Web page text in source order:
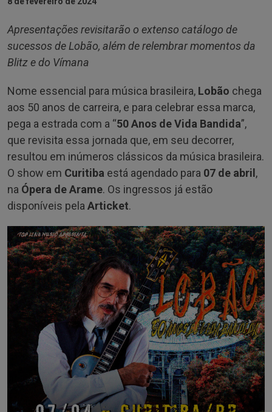
Apresentações revisitarão o extenso catálogo de
sucessos de Lobão, além de relembrar momentos da
Blitz e do Vímana
Nome essencial para música brasileira, Lobão chega
aos 50 anos de carreira, e para celebrar essa marca,
pega a estrada com a “50 Anos de Vida Bandida”,
que revisita essa jornada que, em seu decorrer,
resultou em inúmeros clássicos da música brasileira.
O show em Curitiba está agendado para 07 de abril,
na Ópera de Arame. Os ingressos já estão
disponíveis pela Articket.